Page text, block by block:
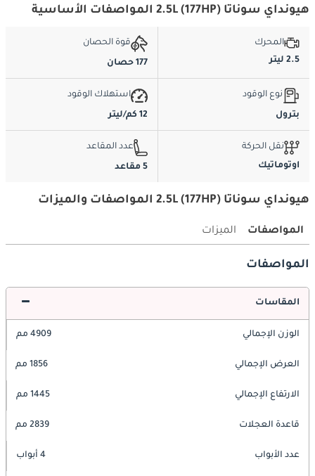
هيونداي سوناتا 2.5L (177HP) المواصفات الأساسية
المحرك
2.5 ليتر
قوة الحصان
177 حصان
نوع الوقود
بترول
استهلاك الوقود
12 كم/ليتر
نقل الحركة
اوتوماتيك
عدد المقاعد
5 مقاعد
هيونداي سوناتا 2.5L (177HP) المواصفات والميزات
المواصفات الميزات
المواصفات
المقاسات
الوزن الإجمالي 4909 مم
العرض الإجمالي 1856 مم
الارتفاع الإجمالي 1445 مم
قاعدة العجلات 2839 مم
عدد الأبواب 4 أبواب